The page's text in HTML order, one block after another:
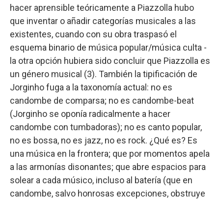
hacer aprensible teóricamente a Piazzolla hubo
que inventar o añadir categorías musicales a las
existentes, cuando con su obra traspasó el
esquema binario de música popular/música culta -
la otra opción hubiera sido concluir que Piazzolla es
un género musical (3). También la tipificación de
Jorginho fuga a la taxonomía actual: no es
candombe de comparsa; no es candombe-beat
(Jorginho se oponía radicalmente a hacer
candombe con tumbadoras); no es canto popular,
no es bossa, no es jazz, no es rock. ¿Qué es? Es
una música en la frontera; que por momentos apela
a las armonías disonantes; que abre espacios para
solear a cada músico, incluso al batería (que en
candombe, salvo honrosas excepciones, obstruye